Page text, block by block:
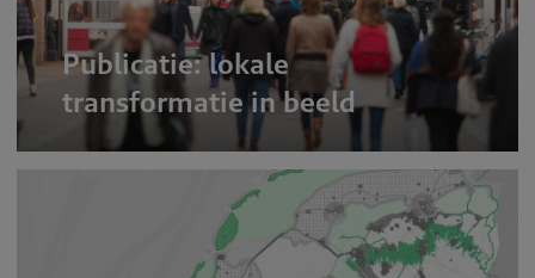
Publicatie: lokale
transformatie in beeld